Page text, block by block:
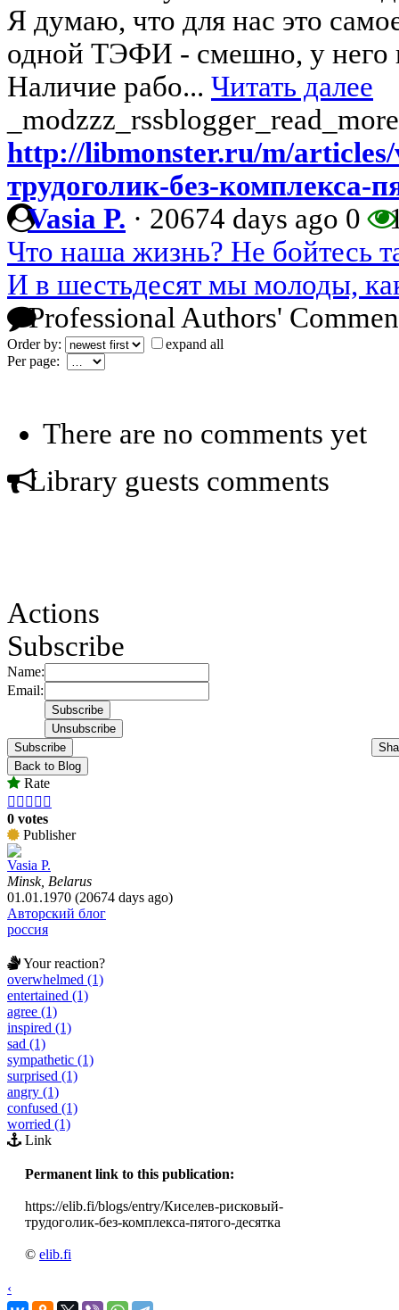
Я думаю, что для нас это
одной ТЭФИ - смешно, у него
Наличие рабо... Читать далее
_modzzz_rssblogger_read_more
http://libmonster.ru/m/
трудоголик-без-комплекса-
Vasia P. · 20674 days ago 0
Что наша жизнь? Не бойтесь
И в шестьдесят мы молоды,
Professional Authors'
Order by:
expand all
Per page:
There are no comments yet
Library guests comments
Actions
Subscribe
Name:
Email:
Subscribe
Back to Blog
Rate
    
0 votes
Publisher
Vasia P.
Minsk, Belarus
01.01.1970 (20674 days ago)
Авторский блог
россия
Your reaction?
overwhelmed (1)
entertained (1)
agree (1)
inspired (1)
sad (1)
sympathetic (1)
surprised (1)
angry (1)
confused (1)
worried (1)
Link
Permanent link to this publication:
https://elib.fi/blogs/entry/Киселев-рисковый-
трудоголик-без-комплекса-пятого-десятка
© elib.fi
‹